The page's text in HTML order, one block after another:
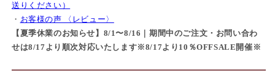
送りください）
・ お客様の声 〈レビュー〉
【夏季休業のお知らせ】8/1〜8/16｜期間中のご注文・お問い合わ
せは8/17より順次対応いたします※8/17より10％OFFSALE開催※